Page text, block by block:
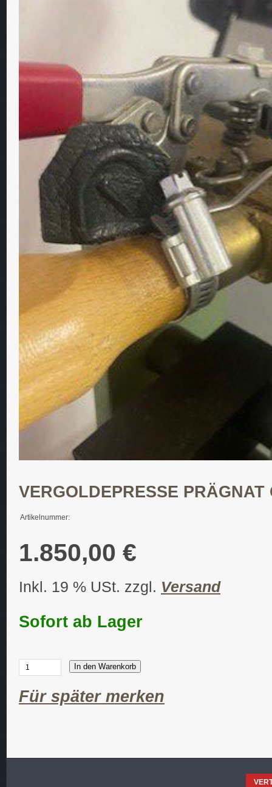
VERGOLDEPRESSE PRÄGNAT
Artikelnummer:
1.850,00 €
Inkl. 19 % USt. zzgl. Versand
Sofort ab Lager
In den Warenkorb
Für später merken